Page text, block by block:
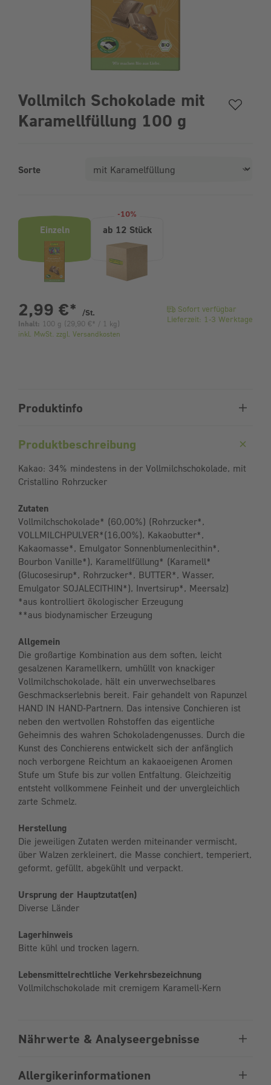
Vollmilch Schokolade mit
Karamellfüllung 100 g
Sorte
Einzeln
-10%
ab 12 Stück
2,99 €* /St.
Inhalt: 100 g ( 29,90 € * / 1 kg)
inkl. MwSt. zzgl. Versandkosten
Sofort verfügbar
Lieferzeit: 1-3 Werktage
Produktinfo
Produktbeschreibung
Kakao: 34% mindestens in der Vollmilchschokolade, mit
Cristallino Rohrzucker
Zutaten
Vollmilchschokolade* (60,00%) (Rohrzucker*,
VOLLMILCHPULVER*(16,00%), Kakaobutter*,
Kakaomasse*, Emulgator Sonnenblumenlecithin*,
Bourbon Vanille*), Karamellfüllung* (Karamell*
(Glucosesirup*, Rohrzucker*, BUTTER*, Wasser,
Emulgator SOJALECITHIN*), Invertsirup*, Meersalz)
*aus kontrolliert ökologischer Erzeugung
**aus biodynamischer Erzeugung
Allgemein
Die großartige Kombination aus dem soften, leicht
gesalzenen Karamellkern, umhüllt von knackiger
Vollmilchschokolade, hält ein unverwechselbares
Geschmackserlebnis bereit. Fair gehandelt von Rapunzel
HAND IN HAND-Partnern. Das intensive Conchieren ist
neben den wertvollen Rohstoffen das eigentliche
Geheimnis des wahren Schokoladengenusses. Durch die
Kunst des Conchierens entwickelt sich der anfänglich
noch verborgene Reichtum an kakaoeigenen Aromen
Stufe um Stufe bis zur vollen Entfaltung. Gleichzeitig
entsteht vollkommene Feinheit und der unvergleichlich
zarte Schmelz.
Herstellung
Die jeweiligen Zutaten werden miteinander vermischt,
über Walzen zerkleinert, die Masse conchiert, temperiert,
geformt, gefüllt, abgekühlt und verpackt.
Ursprung der Hauptzutat(en)
Diverse Länder
Lagerhinweis
Bitte kühl und trocken lagern.
Lebensmittelrechtliche Verkehrsbezeichnung
Vollmilchschokolade mit cremigem Karamell-Kern
Nährwerte & Analyseergebnisse
Allergikerinformationen